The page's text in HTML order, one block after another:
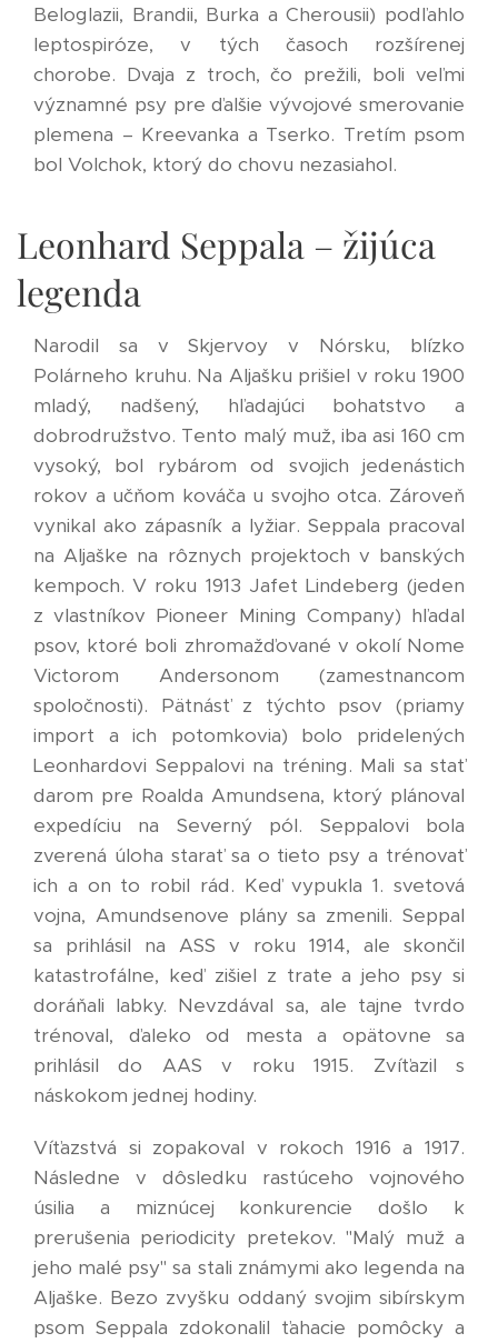
Beloglazii, Brandii, Burka a Cherousii) podľahlo
leptospiróze, v tých časoch rozšírenej
chorobe. Dvaja z troch, čo prežili, boli veľmi
významné psy pre ďalšie vývojové smerovanie
plemena – Kreevanka a Tserko. Tretím psom
bol Volchok, ktorý do chovu nezasiahol.
Leonhard Seppala – žijúca
legenda
Narodil sa v Skjervoy v Nórsku, blízko
Polárneho kruhu. Na Aljašku prišiel v roku 1900
mladý, nadšený, hľadajúci bohatstvo a
dobrodružstvo. Tento malý muž, iba asi 160 cm
vysoký, bol rybárom od svojich jedenástich
rokov a učňom kováča u svojho otca. Zároveň
vynikal ako zápasník a lyžiar. Seppala pracoval
na Aljaške na rôznych projektoch v banských
kempoch. V roku 1913 Jafet Lindeberg (jeden
z vlastníkov Pioneer Mining Company) hľadal
psov, ktoré boli zhromažďované v okolí Nome
Victorom Andersonom (zamestnancom
spoločnosti). Pätnásť z týchto psov (priamy
import a ich potomkovia) bolo pridelených
Leonhardovi Seppalovi na tréning. Mali sa stať
darom pre Roalda Amundsena, ktorý plánoval
expedíciu na Severný pól. Seppalovi bola
zverená úloha starať sa o tieto psy a trénovať
ich a on to robil rád. Keď vypukla 1. svetová
vojna, Amundsenove plány sa zmenili. Seppal
sa prihlásil na ASS v roku 1914, ale skončil
katastrofálne, keď zišiel z trate a jeho psy si
doráňali labky. Nevzdával sa, ale tajne tvrdo
trénoval, ďaleko od mesta a opätovne sa
prihlásil do AAS v roku 1915. Zvíťazil s
náskokom jednej hodiny.
Víťazstvá si zopakoval v rokoch 1916 a 1917.
Následne v dôsledku rastúceho vojnového
úsilia a miznúcej konkurencie došlo k
prerušenia periodicity pretekov. "Malý muž a
jeho malé psy" sa stali známymi ako legenda na
Aljaške. Bezo zvyšku oddaný svojim sibírskym
psom Seppala zdokonalil ťahacie pomôcky a